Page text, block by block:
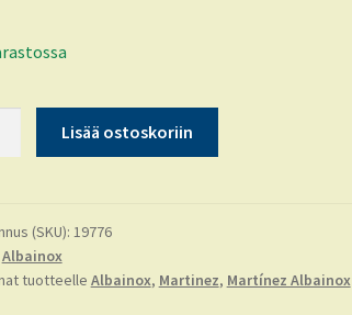
Lisää ostoskoriin
(SKU): 19776
Albainox
tuotteelle Albainox, Martinez, Martínez Albainox